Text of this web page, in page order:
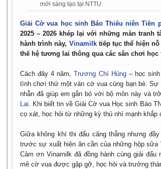
mới sáng tạo tại NTTU
Giải Cờ vua học sinh Báo Thiếu niên Tiền
2025 – 2026 khép lại với những màn tranh
hành trình này, Vinamilktiếp tục thể hiện nỗ
thế hệ tương lai thông qua các sân chơi học
Cách đây 4 năm,Trương Chí Hùng– học sinh
tình chơi thử một ván cờ vua cùng bạn bè.
nhẫn đã giúp em gắn bó với bộ môn này và
Lai. Khi biết tin về Giải Cờ vua Học sinh Báo
cọ xát, học hỏi từ những kỳ thủ nhí mạnh khắp
Giữa không khí thi đấu căng thẳng nhưng
trước sự xuất hiện ân cần của những hộp sữa
Cảm ơn Vinamilk đã đồng hành cùng giải
mê cờ vua được gặp gỡ, học hỏi và trưởng